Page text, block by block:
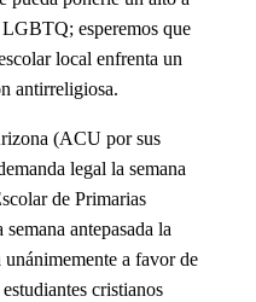
esperemos que
local enfrenta un
antirreligiosa.
(ACU por sus
legal la semana
de Primarias
antepasada la
a favor de
cristianos